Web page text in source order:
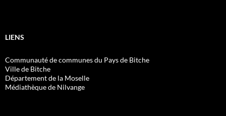
LIENS
Communauté de communes du Pays de Bitche
Ville de Bitche
Département de la Moselle
Médiathèque de Nilvange